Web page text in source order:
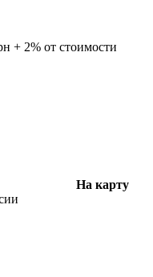
+ 2% от стоимости
На карту